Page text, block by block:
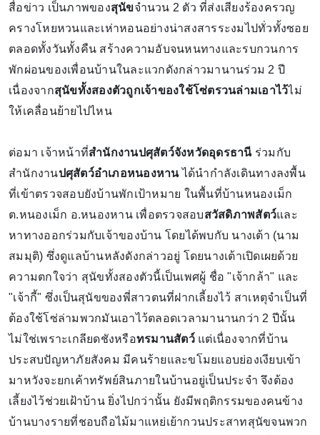
สื่อข่าว เป็นภาพของสุนัขจำนวน 2 ตัว ที่ส่งเสียงร้องครวญ
ครางโหยหวนและเห่าหอนอย่างน่าสงสารระงมไปทั่วทั้งซอย
ตลอดทั้งวันทั้งคืน สร้างความอับจนหนทางและรบกวนการ
พักผ่อนของเพื่อนบ้านในละแวกดังกล่าวมานานร่วม 2 ปี
เนื่องจากสุนัขทั้งสองตัวถูกเจ้าของใช้โซ่ตรวนล่ามเอาไว้ไม่
ให้เคลื่อนย้ายไปไหน
ต่อมา เจ้าหน้าที่สำนักงานปศุสัตว์จังหวัดอุดรธานี ร่วมกับ
สำนักงานปศุสัตว์อำเภอหนองหานได้นำกำลังเดินทางลงพื้น
ที่เข้าตรวจสอบยังบ้านพักเป้าหมาย ในพื้นที่บ้านหนองเม็ก
ต.หนองเม็ก อ.หนองหาน เพื่อตรวจสอบสวัสดิภาพสัตว์และ
หาทางออกร่วมกับเจ้าของบ้าน โดยได้พบกับ นางเต้า (นาม
สมมุติ) ซึ่งดูแลบ้านหลังดังกล่าวอยู่ โดยนางเต้าเปิดเผยด้วย
ความตกใจว่า สุนัขทั้งสองตัวนี้เป็นเพศผู้ ชื่อ "เจ้ากล้า" และ
"เจ้ากี้" ซึ่งเป็นสุนัขของพี่สาวตนที่ฝากเลี้ยงไว้ สาเหตุจำเป็นที่
ต้องใช้โซ่ล่ามพวกมันเอาไว้ตลอดเวลามานานกว่า 2 ปีนั้น
ไม่ใช่เพราะเกลียดชังหรือทรมานสัตว์แต่เนื่องจากที่บ้าน
ประสบปัญหาภัยสังคม มีคนร้ายและขโมยแอบย่องเงียบเข้า
มาหวังจะยกเค้าทรัพย์สินภายในบ้านอยู่เป็นประจำ จึงต้อง
เลี้ยงไว้ช่วยเฝ้าบ้าน ยิ่งไปกว่านั้น ยังมีพฤติกรรมของคนข้าง
บ้านบางรายที่ชอบถือไม้มาแหย่เย้ากวนประสาทสุนัขจนพวก